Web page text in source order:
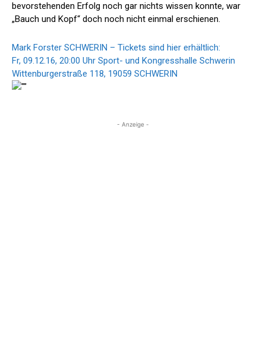
bevorstehenden Erfolg noch gar nichts wissen konnte, war
„Bauch und Kopf“ doch noch nicht einmal erschienen.
Mark Forster SCHWERIN – Tickets sind hier erhältlich:
Fr, 09.12.16, 20:00 Uhr Sport- und Kongresshalle Schwerin
Wittenburgerstraße 118, 19059 SCHWERIN
- Anzeige -